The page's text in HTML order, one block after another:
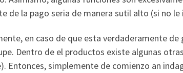
de la pago seri­a de manera sutil alto (si no
en caso de que esta verdaderamente
Dentro de el productos existe algunas
Entonces, simplemente de comienzo an